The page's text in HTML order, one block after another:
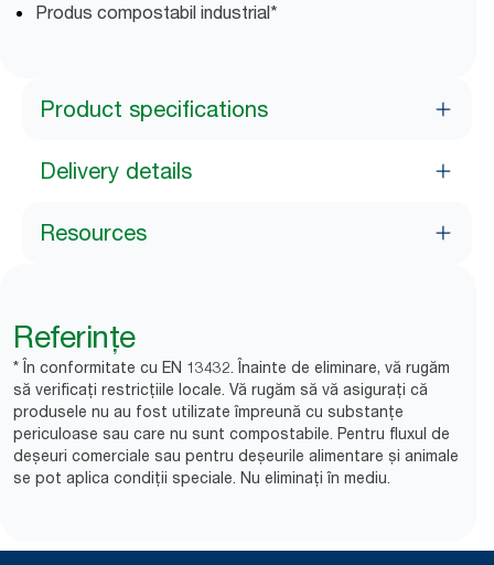
Produs compostabil industrial*
Product specifications
Delivery details
Resources
Referințe
* În conformitate cu EN 13432. Înainte de eliminare, vă rugăm
să verificați restricțiile locale. Vă rugăm să vă asigurați că
produsele nu au fost utilizate împreună cu substanțe
periculoase sau care nu sunt compostabile. Pentru fluxul de
deșeuri comerciale sau pentru deșeurile alimentare și animale
se pot aplica condiții speciale. Nu eliminați în mediu.​